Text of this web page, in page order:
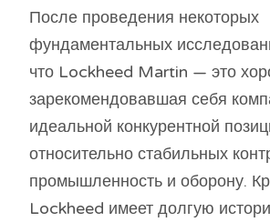
После проведения некоторых
фундаментальных
что Lockheed Martin — это
зарекомендовавшая себя
идеальной конкурентной
относительно стабильных
промышленность и оборону.
Lockheed имеет долгую